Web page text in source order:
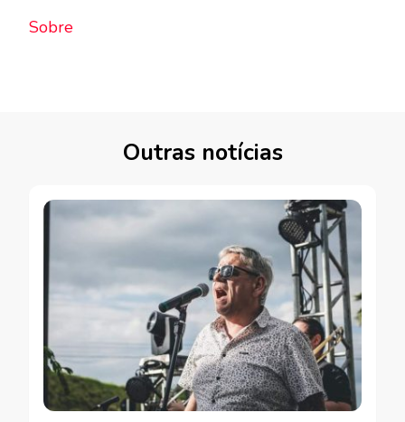
Sobre
Outras notícias